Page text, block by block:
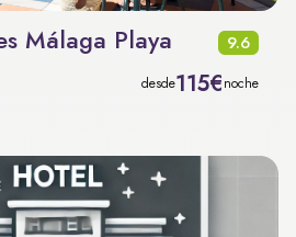
Málaga Playa 9.6
desde115€noche